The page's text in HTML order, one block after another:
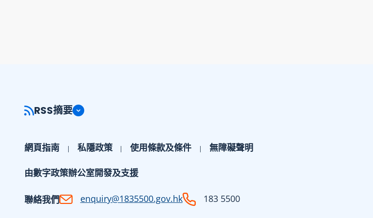
RSS摘要
網頁指南 私隱政策 使用條款及條件 無障礙聲明
由數字政策辦公室開發及支援
聯絡我們 enquiry@1835500.gov.hk 183 5500